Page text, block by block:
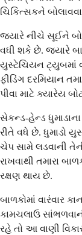
ચિકિત્સકને
જ્યારે નીચે સૂઈને
વધી શકે છે. જ્યારે
યુસ્ટેચિયન ટ્યુબમાં
ફીડિંગ દરમિયાન
પીવા માટે ક્યારેય
સેકન્ડ-હેન્ડ
રીતે વધે છે. ધુમાડો
ચેપ સામે લડવાની
રાખવાથી તમારા
રક્ષણ થાય છે.
બાળકોમાં વારંવાર
કામચલાઉ
રહે તો આ વાણી